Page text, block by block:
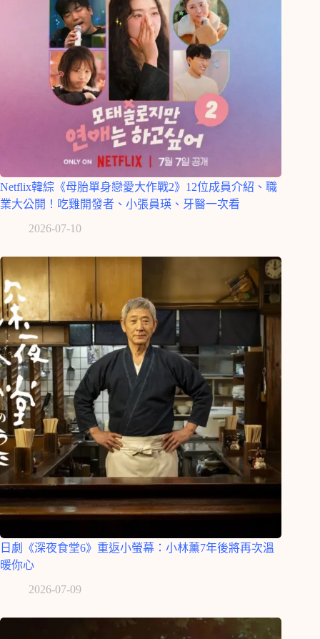
Netflix韓綜《母胎單身戀愛大作戰2》12位成員介紹、職
業大公開！吃雞開發者、小張員瑛、牙醫一次看
2026-07-10
日劇《深夜食堂6》重返小螢幕：小林薰7年後將再次溫
暖你心
2026-07-09